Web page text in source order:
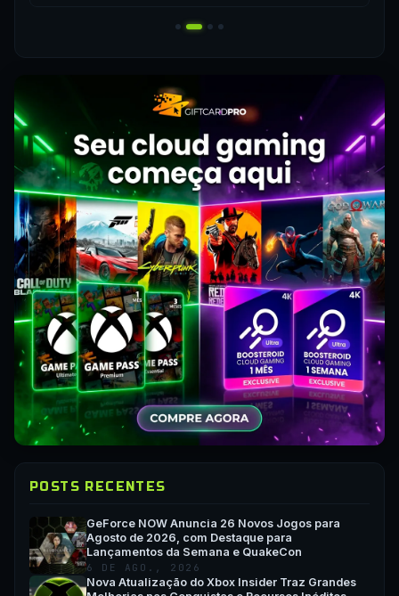
POSTS RECENTES
GeForce NOW Anuncia 26 Novos Jogos para
Agosto de 2026, com Destaque para
Lançamentos da Semana e QuakeCon
6 DE AGO., 2026
Nova Atualização do Xbox Insider Traz Grandes